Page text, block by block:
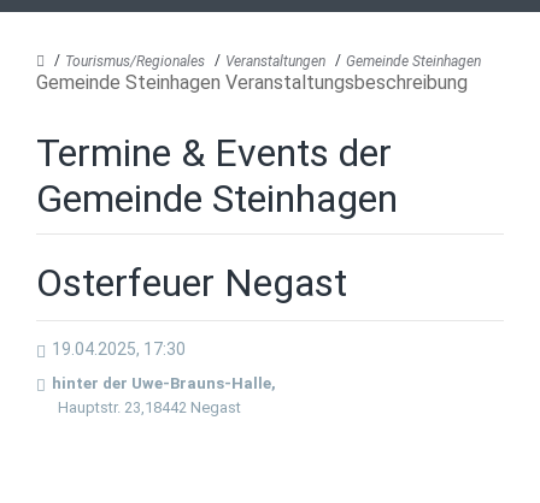
Tourismus/Regionales Veranstaltungen Gemeinde Steinhagen
Gemeinde Steinhagen Veranstaltungsbeschreibung
Termine & Events der
Gemeinde Steinhagen
Osterfeuer Negast
19.04.2025, 17:30
hinter der Uwe-Brauns-Halle,
Hauptstr. 23,18442 Negast